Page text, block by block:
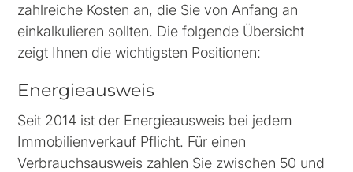
zahlreiche Kosten an, die Sie von Anfang an
einkalkulieren sollten. Die folgende Übersicht
zeigt Ihnen die wichtigsten Positionen:
Energieausweis
Seit 2014 ist der Energieausweis bei jedem
Immobilienverkauf Pflicht. Für einen
Verbrauchsausweis zahlen Sie zwischen 50 und